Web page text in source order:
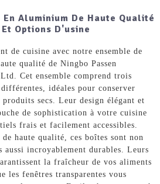
En Aluminium De Haute Qualité
Options D'usine
de cuisine avec notre ensemble de
qualité de Ningbo Passen
Cet ensemble comprend trois
idéales pour conserver
secs. Leur design élégant et
de sophistication à votre cuisine
frais et facilement accessibles.
haute qualité, ces boîtes sont non
aussi incroyablement durables. Leurs
la fraîcheur de vos aliments
les fenêtres transparentes vous